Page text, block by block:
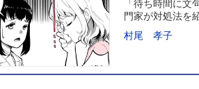
「待ち時間に
門家が対処法を
村尾 孝子